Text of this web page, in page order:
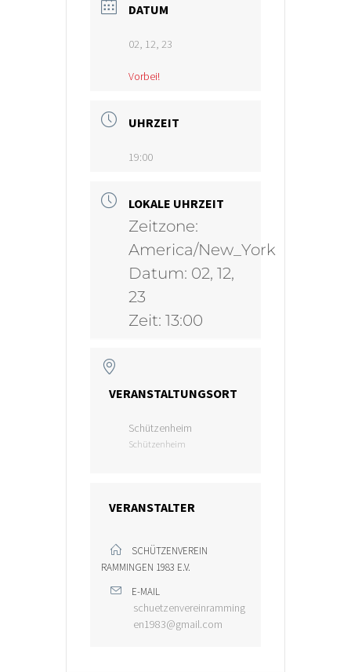
DATUM
02, 12, 23
Vorbei!
UHRZEIT
19:00
LOKALE UHRZEIT
Zeitzone:
America/New_York
Datum: 02, 12,
23
Zeit: 13:00
VERANSTALTUNGSORT
Schützenheim
Schützenheim
VERANSTALTER
SCHÜTZENVEREIN
RAMMINGEN 1983 E.V.
E-MAIL
schuetzenvereinramming
en1983@gmail.com